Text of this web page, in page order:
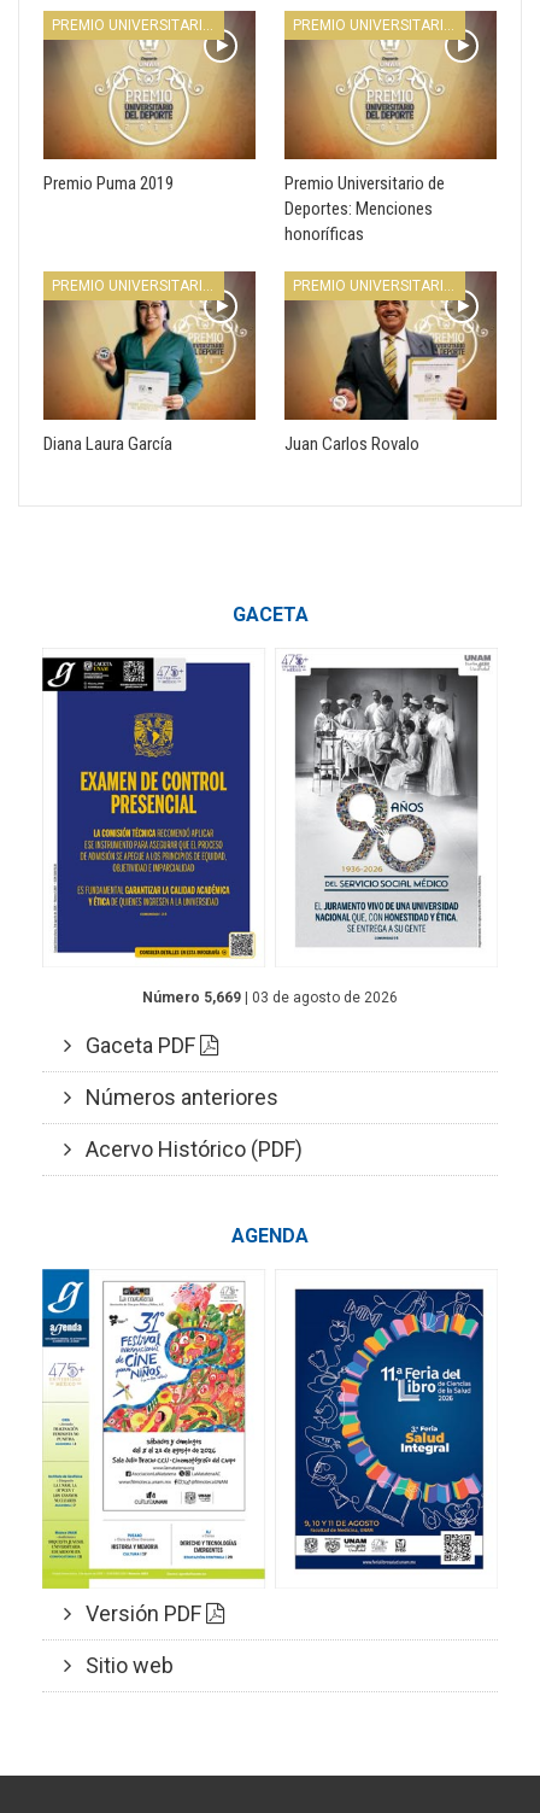
PREMIO UNIVERSITARIO DEL DEPORTE
Premio Puma 2019
PREMIO UNIVERSITARIO DEL DEPORTE
Premio Universitario de
Deportes: Menciones
honoríficas
PREMIO UNIVERSITARIO DEL DEPORTE
Diana Laura García
PREMIO UNIVERSITARIO DEL DEPORTE
Juan Carlos Rovalo
GACETA
Número 5,669 | 03 de agosto de 2026
Gaceta PDF
Números anteriores
Acervo Histórico (PDF)
AGENDA
Versión PDF
Sitio web